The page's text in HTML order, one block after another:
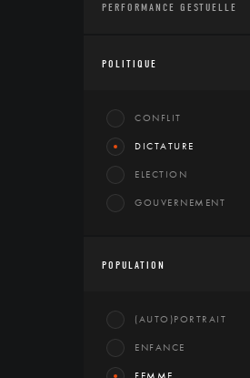
PERFORMANCE GESTUELLE
POLITIQUE
CONFLIT
DICTATURE
ELECTION
GOUVERNEMENT
POPULATION
(AUTO)PORTRAIT
ENFANCE
FEMME